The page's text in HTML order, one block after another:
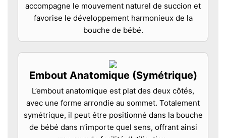
accompagne le mouvement naturel de succion et
favorise le développement harmonieux de la
bouche de bébé.
Embout Anatomique (Symétrique)
L’embout anatomique est plat des deux côtés,
avec une forme arrondie au sommet. Totalement
symétrique, il peut être positionné dans la bouche
de bébé dans n’importe quel sens, offrant ainsi